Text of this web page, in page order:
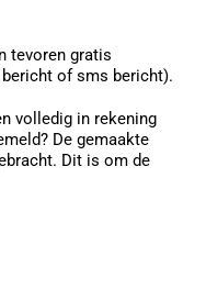
tevoren gratis
of sms bericht).
volledig in rekening
De gemaakte
Dit is om de